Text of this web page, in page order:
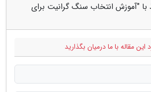
با "آموزش انتخاب سنگ گرانیت برای
مقاله با ما درمیان بگذارید